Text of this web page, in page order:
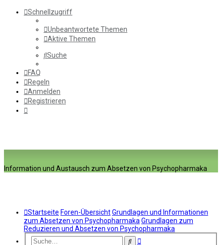
Schnellzugriff
Unbeantwortete Themen
Aktive Themen
Suche
FAQ
Regeln
Anmelden
Registrieren
Information und Austausch zum Absetzen von Psychopharmaka
Startseite Foren-ÜbersichtGrundlagen und Informationen
zum Absetzen von Psychopharmaka Grundlagen zum
Reduzieren und Absetzen von Psychopharmaka
SucheErweiterte